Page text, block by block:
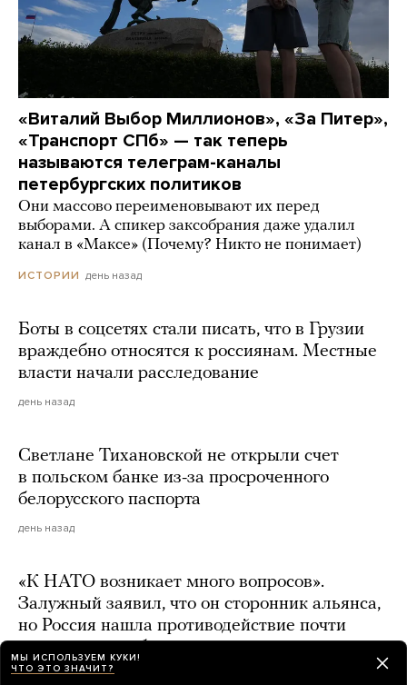
«Виталий Выбор Миллионов», «За Питер»,
«Транспорт СПб» — так теперь
называются телеграм-каналы
петербургских политиков
Они массово переименовывают их перед
выборами. А спикер заксобрания даже удалил
канал в «Максе» (Почему? Никто не понимает)
ИСТОРИИ день назад
Боты в соцсетях стали писать, что в Грузии
враждебно относятся к россиянам. Местные
власти начали расследование
день назад
Светлане Тихановской не открыли счет
в польском банке из-за просроченного
белорусского паспорта
день назад
«К НАТО возникает много вопросов».
Залужный заявил, что он сторонник альянса,
но Россия нашла противодействие почти
всему оружию блока
день назад
МЫ ИСПОЛЬЗУЕМ КУКИ!
ЧТО ЭТО ЗНАЧИТ?